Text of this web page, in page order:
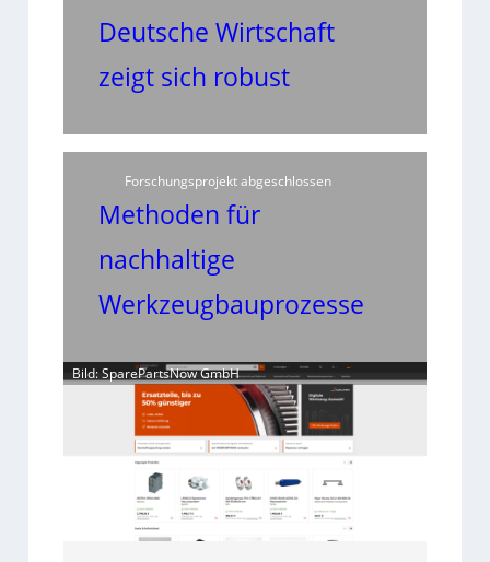
Deutsche Wirtschaft
zeigt sich robust
Forschungsprojekt abgeschlossen
Methoden für
nachhaltige
Werkzeugbauprozesse
Bild: SparePartsNow GmbH